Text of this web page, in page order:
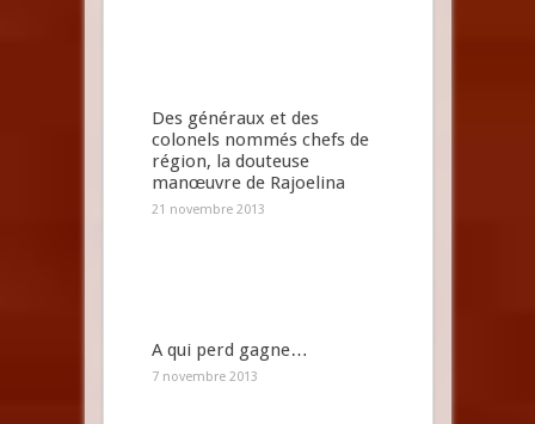
Des généraux et des
colonels nommés chefs de
région, la douteuse
manœuvre de Rajoelina
21 novembre 2013
A qui perd gagne…
7 novembre 2013